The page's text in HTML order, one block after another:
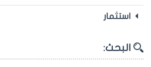
استثمار
البحث: